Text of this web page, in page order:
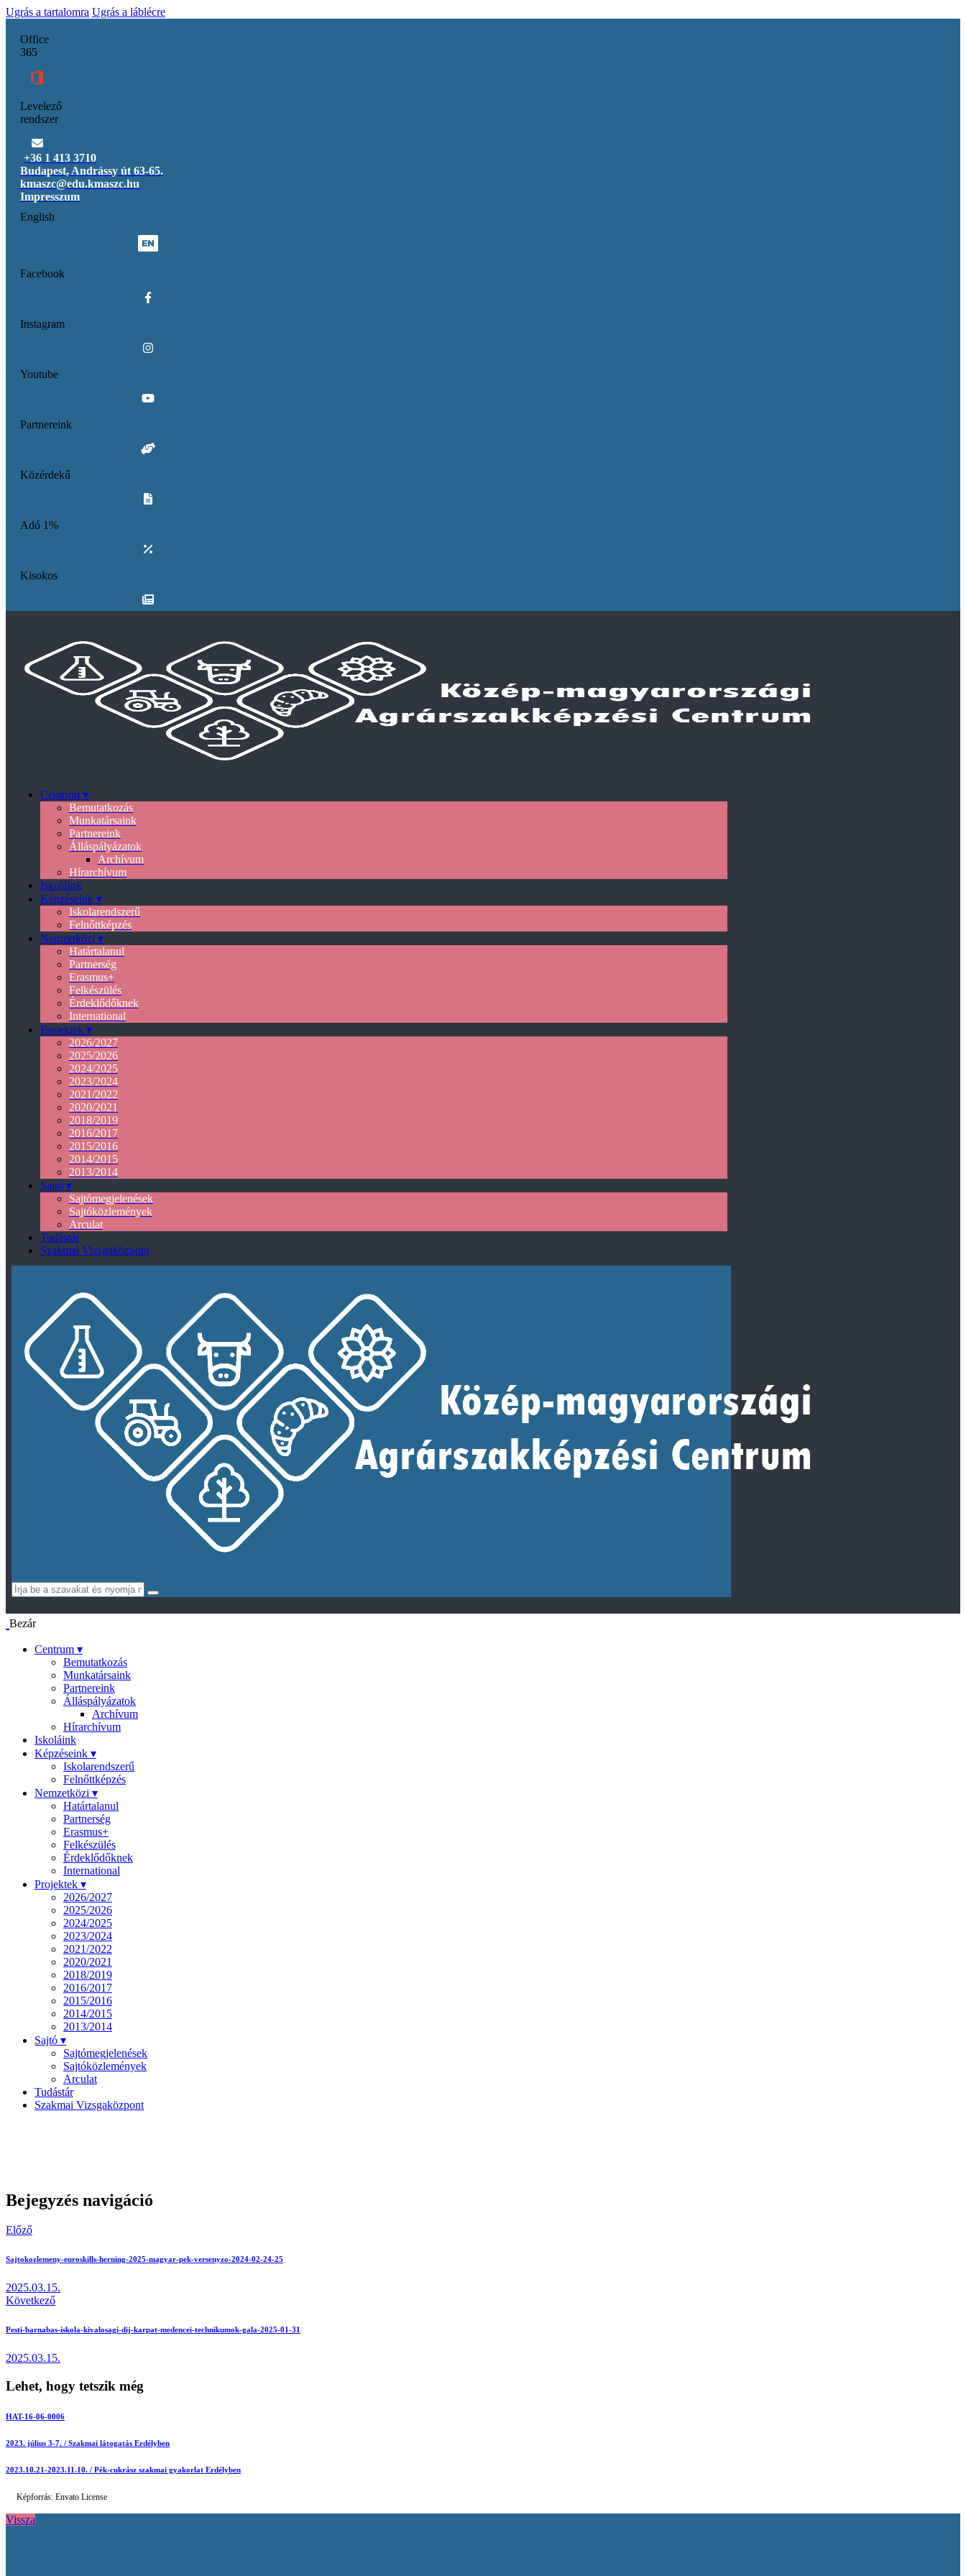
Ugrás a tartalomra Ugrás a láblécre
Office
365
Levelező
rendszer
+36 1 413 3710
Budapest, Andrássy út 63-65.
kmaszc@edu.kmaszc.hu
Impresszum
English
Facebook
Instagram
Youtube
Partnereink
Közérdekű
Adó 1%
Kisokos
Centrum ▾
Bemutatkozás
Munkatársaink
Partnereink
Álláspályázatok
Archívum
Hírarchívum
Iskoláink
Képzéseink ▾
Iskolarendszerű
Felnőttképzés
Nemzetközi ▾
Határtalanul
Partnerség
Erasmus+
Felkészülés
Érdeklődőknek
International
Projektek ▾
2026/2027
2025/2026
2024/2025
2023/2024
2021/2022
2020/2021
2018/2019
2016/2017
2015/2016
2014/2015
2013/2014
Sajtó ▾
Sajtómegjelenések
Sajtóközlemények
Arculat
Tudástár
Szakmai Vizsgaközpont
Bezár
Centrum ▾
Bemutatkozás
Munkatársaink
Partnereink
Álláspályázatok
Archívum
Hírarchívum
Iskoláink
Képzéseink ▾
Iskolarendszerű
Felnőttképzés
Nemzetközi ▾
Határtalanul
Partnerség
Erasmus+
Felkészülés
Érdeklődőknek
International
Projektek ▾
2026/2027
2025/2026
2024/2025
2023/2024
2021/2022
2020/2021
2018/2019
2016/2017
2015/2016
2014/2015
2013/2014
Sajtó ▾
Sajtómegjelenések
Sajtóközlemények
Arculat
Tudástár
Szakmai Vizsgaközpont
Bejegyzés navigáció
Előző
Sajtokozlemeny-euroskills-herning-2025-magyar-pek-versenyzo-2024-02-24-25
2025.03.15.
Következő
Pesti-barnabas-iskola-kivalosagi-dij-karpat-medencei-technikumok-gala-2025-01-31
2025.03.15.
Lehet, hogy tetszik még
HAT-16-06-0006
2023. július 3-7. / Szakmai látogatás Erdélyben
2023.10.21-2023.11.10. / Pék-cukrász szakmai gyakorlat Erdélyben
Képforrás: Envato License
Vissza